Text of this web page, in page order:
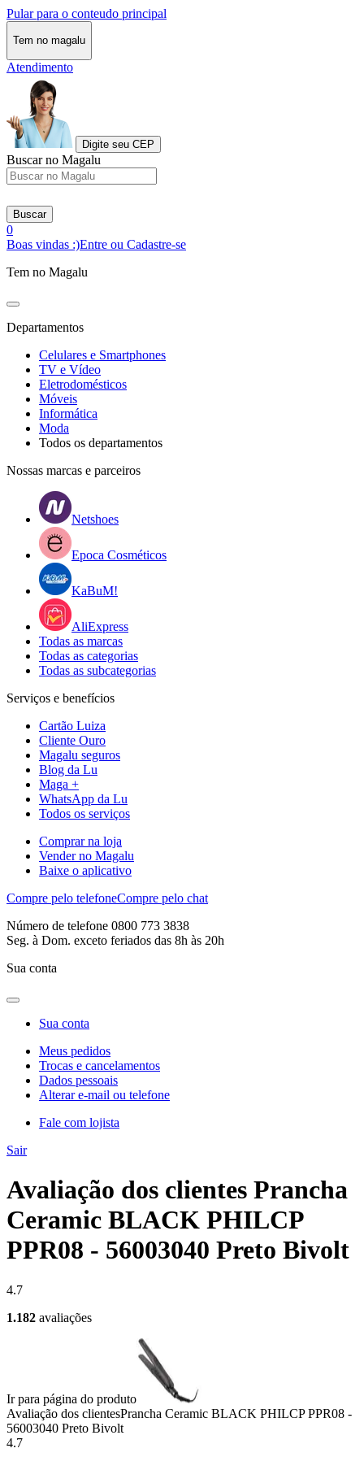
Pular para o conteudo principal
Tem no magalu
Atendimento
Digite seu CEP
Buscar no Magalu
Buscar
0
Boas vindas :)Entre ou Cadastre-se
Tem no Magalu
Departamentos
Celulares e Smartphones
TV e Vídeo
Eletrodomésticos
Móveis
Informática
Moda
Todos os departamentos
Nossas marcas e parceiros
Netshoes
Epoca Cosméticos
KaBuM!
AliExpress
Todas as marcas
Todas as categorias
Todas as subcategorias
Serviços e benefícios
Cartão Luiza
Cliente Ouro
Magalu seguros
Blog da Lu
Maga +
WhatsApp da Lu
Todos os serviços
Comprar na loja
Vender no Magalu
Baixe o aplicativo
Compre pelo telefoneCompre pelo chat
Número de telefone 0800 773 3838
Seg. à Dom. exceto feriados das 8h às 20h
Sua conta
Sua conta
Meus pedidos
Trocas e cancelamentos
Dados pessoais
Alterar e-mail ou telefone
Fale com lojista
Sair
Avaliação dos clientes Prancha
Ceramic BLACK PHILCP
PPR08 - 56003040 Preto Bivolt
4.7
1.182 avaliações
Ir para página do produto
Avaliação dos clientesPrancha Ceramic BLACK PHILCP PPR08 -
56003040 Preto Bivolt
4.7